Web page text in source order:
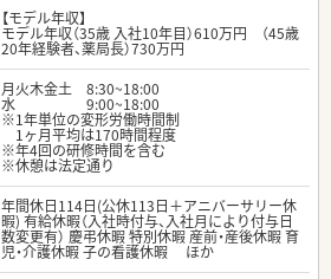
【モデル年収】
モデル年収（35歳 入社10年目）610万円 （45歳
20年経験者、薬局長）730万円
月火木金土 8:30~18:00
水 9:00~18:00
※1年単位の変形労働時間制
1ヶ月平均は170時間程度
※年4回の研修時間を含む
※休憩は法定通り
年間休日114日(公休113日＋アニバーサリー休
暇) 有給休暇（入社時付与、入社月により付与日
数変更有） 慶弔休暇 特別休暇 産前・産後休暇 育
児・介護休暇 子の看護休暇 ほか